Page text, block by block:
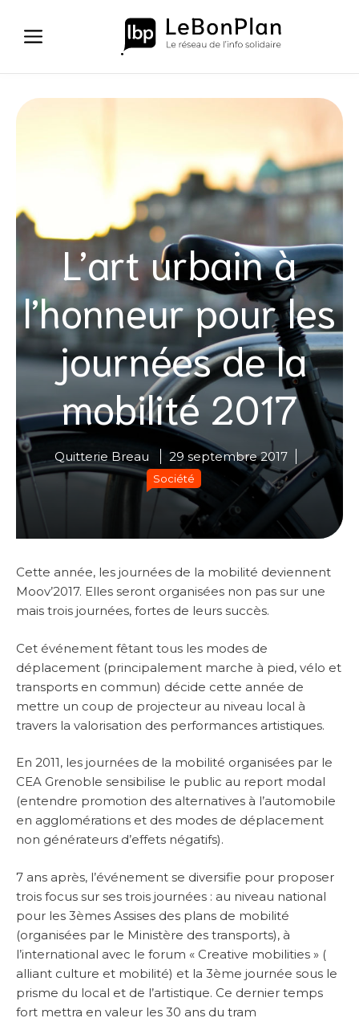
contenu
L’art urbain à
l’honneur pour les
journées de la
mobilité 2017
Quitterie Breau 29 septembre 2017
Société
Cette année, les journées de la mobilité deviennent
Moov’2017. Elles seront organisées non pas sur une
mais trois journées, fortes de leurs succès.
Cet événement fêtant tous les modes de
déplacement (principalement marche à pied, vélo et
transports en commun) décide cette année de
mettre un coup de projecteur au niveau local à
travers la valorisation des performances artistiques.
En 2011, les journées de la mobilité organisées par le
CEA Grenoble sensibilise le public au report modal
(entendre promotion des alternatives à l’automobile
en agglomérations et des modes de déplacement
non générateurs d’effets négatifs).
7 ans après, l’événement se diversifie pour proposer
trois focus sur ses trois journées : au niveau national
pour les 3èmes Assises des plans de mobilité
(organisées par le Ministère des transports), à
l’international avec le forum « Creative mobilities » (
alliant culture et mobilité) et la 3ème journée sous le
prisme du local et de l’artistique. Ce dernier temps
fort mettra en valeur les 30 ans du tram